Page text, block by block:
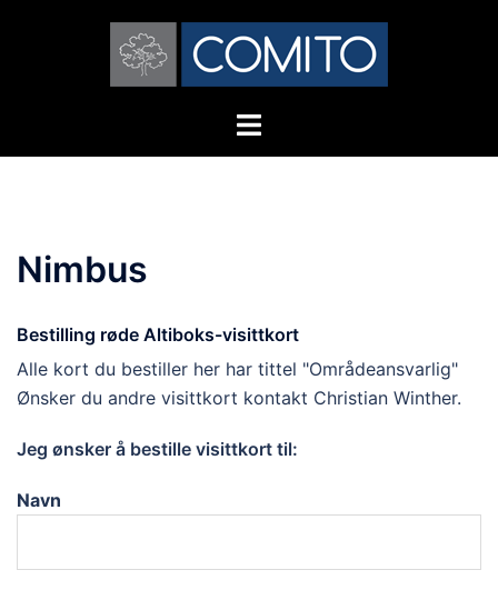
Toggle
Nimbus
Bestilling røde Altiboks-visittkort
Alle kort du bestiller her har tittel "Områdeansvarlig"
Ønsker du andre visittkort kontakt Christian Winther.
Jeg ønsker å bestille visittkort til:
Navn